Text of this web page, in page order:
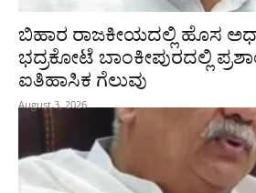
ಬಿಹಾರ ರಾಜಕೀಯದಲ್ಲಿ ಹೊಸ
ಭದ್ರಕೋಟೆ ಬಾಂಕೀಪುರದಲ್ಲಿ
ಐತಿಹಾಸಿಕ ಗೆಲುವು
August 3, 2026